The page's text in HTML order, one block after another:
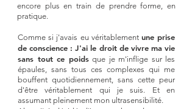
encore plus en train de prendre forme, en
pratique.
Comme si j'avais eu véritablement une prise
de conscience : J'ai le droit de vivre ma vie
sans tout ce poidsque je m'inflige sur les
épaules, sans tous ces complexes qui me
bouffent quotidiennement, sans cette peur
d'être véritablement qui je suis. Et en
assumant pleinement mon ultrasensibilité.